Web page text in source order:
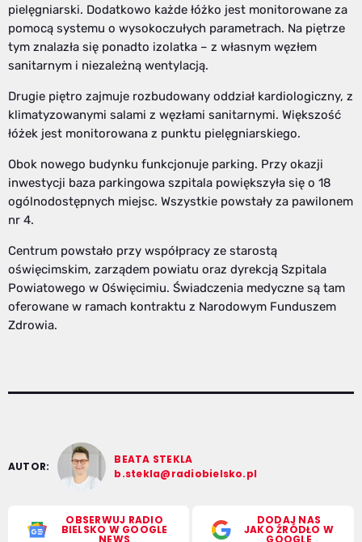
pielęgniarski. Dodatkowo każde łóżko jest monitorowane za
pomocą systemu o wysokoczułych parametrach. Na piętrze
tym znalazła się ponadto izolatka – z własnym węzłem
sanitarnym i niezależną wentylacją.
Drugie piętro zajmuje rozbudowany oddział kardiologiczny, z
klimatyzowanymi salami z węzłami sanitarnymi. Większość
łóżek jest monitorowana z punktu pielęgniarskiego.
Obok nowego budynku funkcjonuje parking. Przy okazji
inwestycji baza parkingowa szpitala powiększyła się o 18
ogólnodostępnych miejsc. Wszystkie powstały za pawilonem
nr 4.
Centrum powstało przy współpracy ze starostą
oświęcimskim, zarządem powiatu oraz dyrekcją Szpitala
Powiatowego w Oświęcimiu. Świadczenia medyczne są tam
oferowane w ramach kontraktu z Narodowym Funduszem
Zdrowia.
AUTOR:
BEATA STEKLA
b.stekla@radiobielsko.pl
OBSERWUJ RADIO
BIELSKO W GOOGLE
NEWS
DODAJ NAS
JAKO ŹRÓDŁO W
GOOGLE